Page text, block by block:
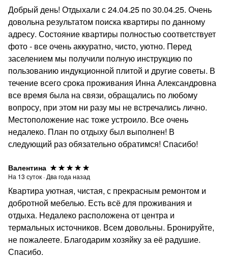
Добрый день! Отдыхали с 24.04.25 по 30.04.25. Очень
довольна результатом поиска квартиры по данному
адресу. Состояние квартиры полностью соответствует
фото - все очень аккуратно, чисто, уютно. Перед
заселением мы получили полную инструкцию по
пользованию индукционной плитой и другие советы. В
течение всего срока проживания Инна Александровна
все время была на связи, обращались по любому
вопросу, при этом ни разу мы не встречались лично.
Местоположение нас тоже устроило. Все очень
недалеко. План по отдыху был выполнен! В
следующий раз обязательно обратимся! Спасибо!
Валентина
На 13 суток · Два года назад
Квартира уютная, чистая, с прекрасным ремонтом и
добротной мебелью. Есть всё для проживания и
отдыха. Недалеко расположена от центра и
термальных источников. Всем довольны. Бронируйте,
не пожалеете. Благодарим хозяйку за её радушие.
Спасибо.